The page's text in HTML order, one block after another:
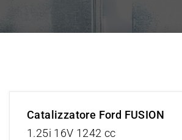
Catalizzatore Ford FUSION
1.25i 16V 1242 cc